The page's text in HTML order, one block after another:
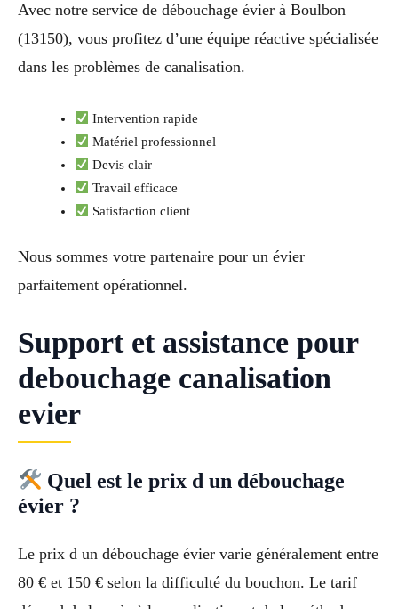
Avec notre service de débouchage évier à Boulbon
(13150), vous profitez d’une équipe réactive spécialisée
dans les problèmes de canalisation.
Intervention rapide
Matériel professionnel
Devis clair
Travail efficace
Satisfaction client
Nous sommes votre partenaire pour un évier
parfaitement opérationnel.
Support et assistance pour
debouchage canalisation
evier
Quel est le prix d un débouchage
évier ?
Le prix d un débouchage évier varie généralement entre
80 € et 150 € selon la difficulté du bouchon. Le tarif